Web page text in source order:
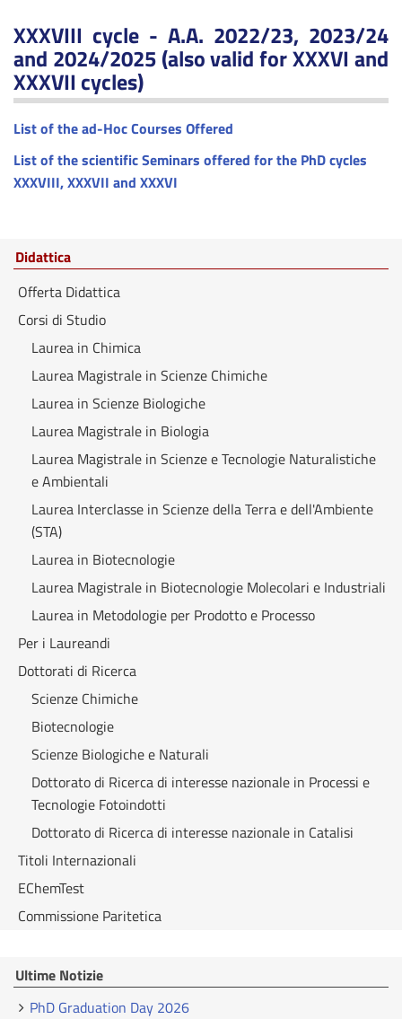
XXXVIII cycle - A.A. 2022/23, 2023/24
and 2024/2025 (also valid for XXXVI and
XXXVII cycles)
List of the ad-Hoc Courses Offered
List of the scientific Seminars offered for the PhD cycles
XXXVIII, XXXVII and XXXVI
Didattica
Offerta Didattica
Corsi di Studio
Laurea in Chimica
Laurea Magistrale in Scienze Chimiche
Laurea in Scienze Biologiche
Laurea Magistrale in Biologia
Laurea Magistrale in Scienze e Tecnologie Naturalistiche
e Ambientali
Laurea Interclasse in Scienze della Terra e dell'Ambiente
(STA)
Laurea in Biotecnologie
Laurea Magistrale in Biotecnologie Molecolari e Industriali
Laurea in Metodologie per Prodotto e Processo
Per i Laureandi
Dottorati di Ricerca
Scienze Chimiche
Biotecnologie
Scienze Biologiche e Naturali
Dottorato di Ricerca di interesse nazionale in Processi e
Tecnologie Fotoindotti
Dottorato di Ricerca di interesse nazionale in Catalisi
Titoli Internazionali
EChemTest
Commissione Paritetica
Ultime Notizie
PhD Graduation Day 2026